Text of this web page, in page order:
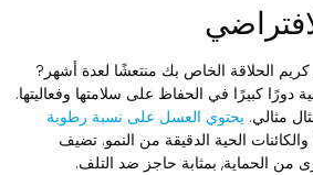
الحلاقة الخاص بك منتعشًا لعدة أشهر?
كبيرًا في الحفاظ على سلامتها وفعاليتها.
مثالي.يحتوي العسل على نسبة رطوبة
الحية الدقيقة من النمو. تضيف
الحماية, بمثابة حاجز ضد التلف.